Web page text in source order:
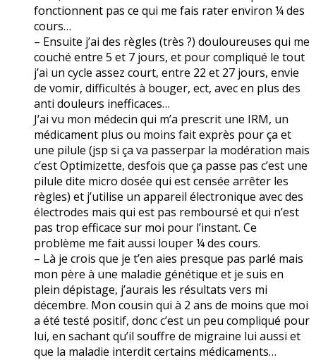
fonctionnent pas ce qui me fais rater environ ¼ des
cours…
– Ensuite j’ai des règles (très ?) douloureuses qui me
couché entre 5 et 7 jours, et pour compliqué le tout
j’ai un cycle assez court, entre 22 et 27 jours, envie
de vomir, difficultés à bouger, ect, avec en plus des
anti douleurs inefficaces…
J’ai vu mon médecin qui m’a prescrit une IRM, un
médicament plus ou moins fait exprès pour ça et
une pilule (jsp si ça va passerpar la modération mais
c’est Optimizette, desfois que ça passe pas c’est une
pilule dite micro dosée qui est censée arrêter les
règles) et j’utilise un appareil électronique avec des
électrodes mais qui est pas remboursé et qui n’est
pas trop efficace sur moi pour l’instant. Ce
problème me fait aussi louper ¼ des cours.
– Là je crois que je t’en aies presque pas parlé mais
mon père à une maladie génétique et je suis en
plein dépistage, j’aurais les résultats vers mi
décembre. Mon cousin qui à 2 ans de moins que moi
a été testé positif, donc c’est un peu compliqué pour
lui, en sachant qu’il souffre de migraine lui aussi et
que la maladie interdit certains médicaments…